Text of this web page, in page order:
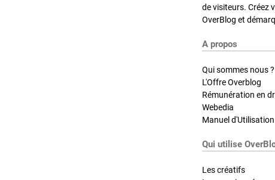
de visiteurs. Créez
OverBlog et
A propos
Qui sommes nous ?
L'Offre Overblog
Rémunération en
Webedia
Manuel d'Utilisation
Qui utilise
Les créatifs